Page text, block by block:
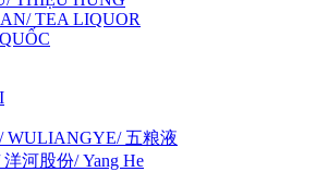
TEA LIQUOR
WULIANGYE/ 五粮液
河股份/ Yang He